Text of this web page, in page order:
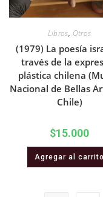
Libros, Otros
(1979) La poesía
través de la
plástica chilena
Nacional de Bellas
Chile)
$15.000
Agregar al carrito